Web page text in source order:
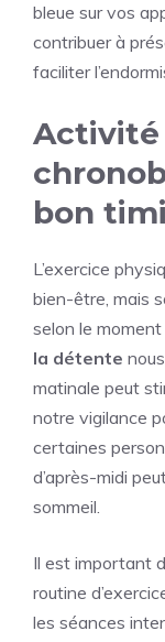
bleue sur vos
contribuer à
faciliter
Activité
bon
L’exercice
bien-être, mais
selon le
la détente
matinale peut
notre vigilance
certaines
d’après-midi
sommeil.
Il est important
routine
les séances